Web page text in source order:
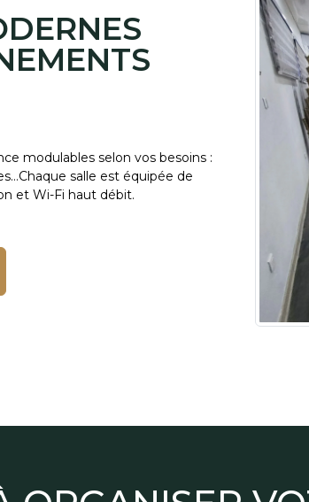
modulables selon vos besoins :
salle est équipée de
et Wi-Fi haut débit.